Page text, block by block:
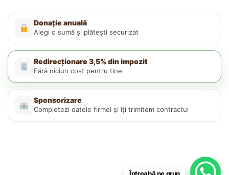
Donație anuală
Alegi o sumă și plătești securizat
Redirecționare 3,5% din impozit
Fără niciun cost pentru tine
Sponsorizare
Completezi datele firmei și îți trimitem contractul